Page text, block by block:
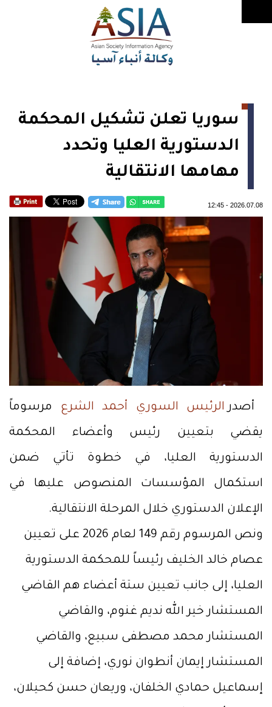
سوريا تعلن تشكيل المحكمة
الدستورية العليا وتحدد
مهامها الانتقالية
2026.07.08
-
12:45
أصدرالرئيس السوري أحمد الشرع مرسوماً
يقضي بتعيين رئيس وأعضاء المحكمة
الدستورية العليا، في خطوة تأتي ضمن
استكمال المؤسسات المنصوص عليها في
الإعلان الدستوري خلال المرحلة الانتقالية.
ونص المرسوم رقم 149 لعام 2026 على تعيين
عصام خالد الخليف رئيساً للمحكمة الدستورية
العليا، إلى جانب تعيين ستة أعضاء هم القاضي
المستشار خير الله نديم غنوم، والقاضي
المستشار محمد مصطفى سبيع، والقاضي
المستشار إيمان أنطوان نوري، إضافة إلى
إسماعيل حمادي الخلفان، وريعان حسن كحيلان،